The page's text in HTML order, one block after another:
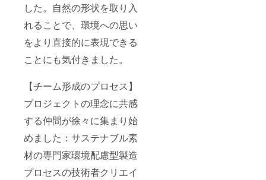
した。自然の形状を取り入
れることで、環境への思い
をより直接的に表現できる
ことにも気付きました。
【チーム形成のプロセス】
プロジェクトの理念に共感
する仲間が徐々に集まり始
めました：サステナブル素
材の専門家環境配慮型製造
プロセスの技術者クリエイ